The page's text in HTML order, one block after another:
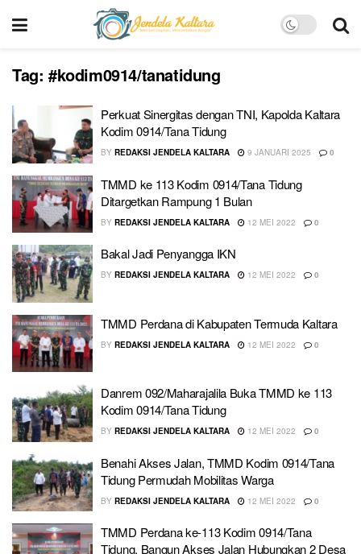
Tag: #kodim0914/tanatidung
Perkuat Sinergitas dengan TNI, Kapolda Kaltara
Kodim 0914/Tana Tidung
BY REDAKSI JENDELA KALTARA 9 JANUARI 2025 0
TMMD ke 113 Kodim 0914/Tana Tidung
Ditargetkan Rampung 1 Bulan
BY REDAKSI JENDELA KALTARA 12 MEI 2022 0
Bakal Jadi Penyangga IKN
BY REDAKSI JENDELA KALTARA 12 MEI 2022 0
TMMD Perdana di Kabupaten Termuda Kaltara
BY REDAKSI JENDELA KALTARA 12 MEI 2022 0
Danrem 092/Maharajalila Buka TMMD ke 113
Kodim 0914/Tana Tidung
BY REDAKSI JENDELA KALTARA 12 MEI 2022 0
Benahi Akses Jalan, TMMD Kodim 0914/Tana
Tidung Permudah Mobilitas Warga
BY REDAKSI JENDELA KALTARA 12 MEI 2022 0
TMMD Perdana ke-113 Kodim 0914/Tana
Tidung, Bangun Akses Jalan Hubungkan 2 Desa